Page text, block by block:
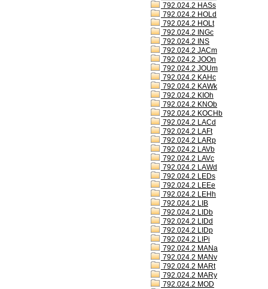
792.024.2 HASs
792.024.2 HOLd
792.024.2 HOLt
792.024.2 INGc
792.024.2 INS
792.024.2 JACm
792.024.2 JOOn
792.024.2 JOUm
792.024.2 KAHc
792.024.2 KAWk
792.024.2 KIOh
792.024.2 KNOb
792.024.2 KOCHb
792.024.2 LACd
792.024.2 LAFt
792.024.2 LARp
792.024.2 LAVb
792.024.2 LAVc
792.024.2 LAWd
792.024.2 LEDs
792.024.2 LEEe
792.024.2 LEHh
792.024.2 LIB
792.024.2 LIDb
792.024.2 LIDd
792.024.2 LIDp
792.024.2 LIPi
792.024.2 MANa
792.024.2 MANv
792.024.2 MARt
792.024.2 MARy
792.024.2 MOD